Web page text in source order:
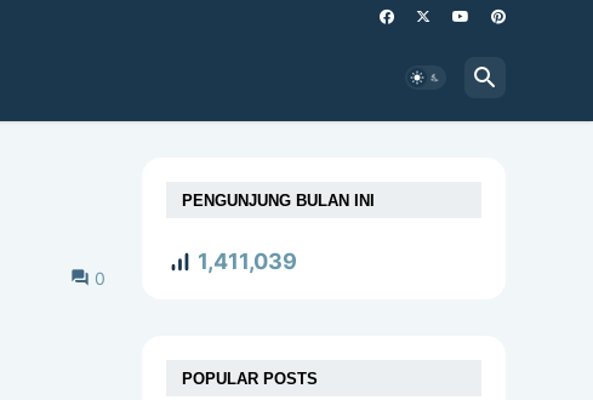
0
PENGUNJUNG BULAN INI
1,411,039
POPULAR POSTS